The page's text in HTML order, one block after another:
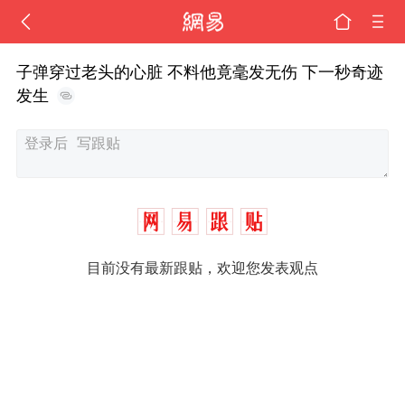
子弹穿过老头的心脏 不料他竟毫发无伤 下一秒奇迹
发生
目前没有最新跟贴，欢迎您发表观点